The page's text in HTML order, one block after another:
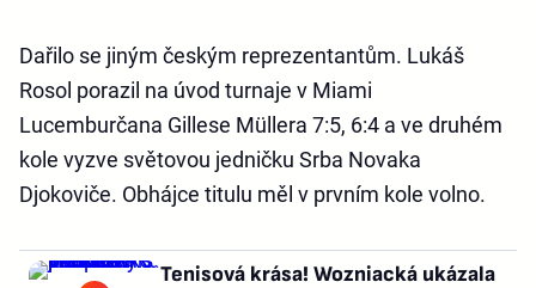
Dařilo se jiným českým reprezentantům. Lukáš
Rosol porazil na úvod turnaje v Miami
Lucemburčana Gillese Müllera 7:5, 6:4 a ve druhém
kole vyzve světovou jedničku Srba Novaka
Djokoviče. Obhájce titulu měl v prvním kole volno.
Tenisová krása! Wozniacká ukázala